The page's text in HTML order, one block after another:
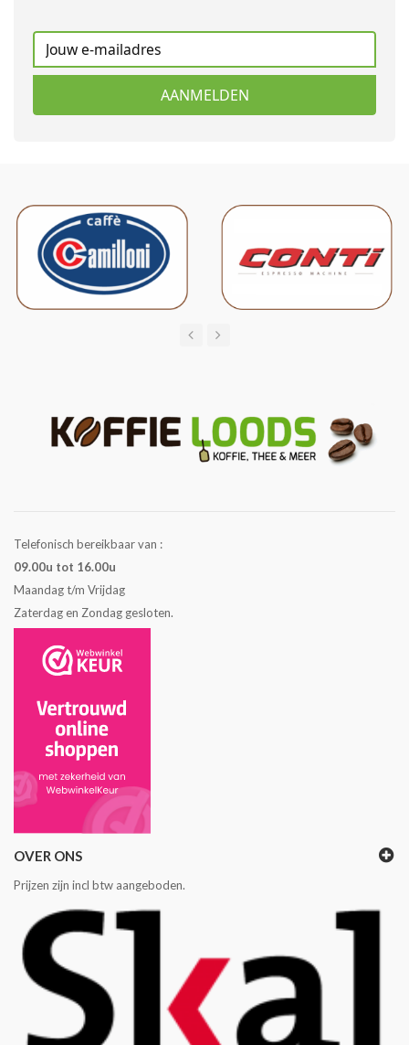
AANMELDEN
Telefonisch bereikbaar van :
09.00u tot 16.00u
Maandag t/m Vrijdag
Zaterdag en Zondag gesloten.
OVER ONS
Prijzen zijn incl btw aangeboden.